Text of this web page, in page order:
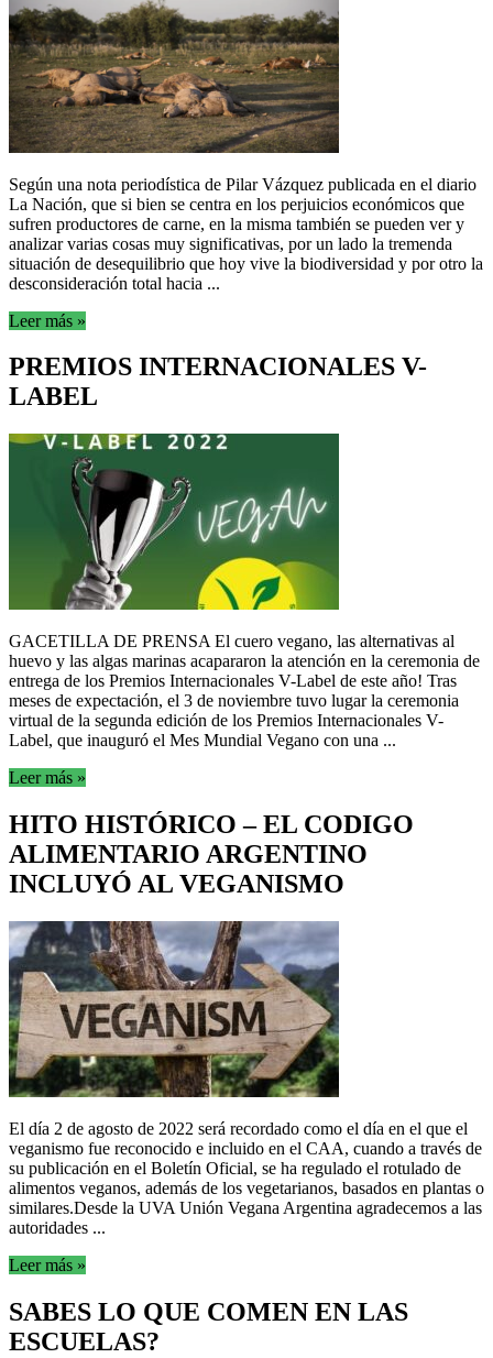
Según una nota periodística de Pilar Vázquez publicada en el diario
La Nación, que si bien se centra en los perjuicios económicos que
sufren productores de carne, en la misma también se pueden ver y
analizar varias cosas muy significativas, por un lado la tremenda
situación de desequilibrio que hoy vive la biodiversidad y por otro la
desconsideración total hacia ...
Leer más »
PREMIOS INTERNACIONALES V-
LABEL
GACETILLA DE PRENSA El cuero vegano, las alternativas al
huevo y las algas marinas acapararon la atención en la ceremonia de
entrega de los Premios Internacionales V-Label de este año! Tras
meses de expectación, el 3 de noviembre tuvo lugar la ceremonia
virtual de la segunda edición de los Premios Internacionales V-
Label, que inauguró el Mes Mundial Vegano con una ...
Leer más »
HITO HISTÓRICO – EL CODIGO
ALIMENTARIO ARGENTINO
INCLUYÓ AL VEGANISMO
El día 2 de agosto de 2022 será recordado como el día en el que el
veganismo fue reconocido e incluido en el CAA, cuando a través de
su publicación en el Boletín Oficial, se ha regulado el rotulado de
alimentos veganos, además de los vegetarianos, basados en plantas o
similares.Desde la UVA Unión Vegana Argentina agradecemos a las
autoridades ...
Leer más »
SABES LO QUE COMEN EN LAS
ESCUELAS?